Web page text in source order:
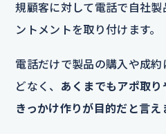
規顧客に対して電話で自社
ントメントを取り付けます。
電話だけで製品の購入や成
どなく、 あくまでもアポ取
きっかけ作りが目的だと言え